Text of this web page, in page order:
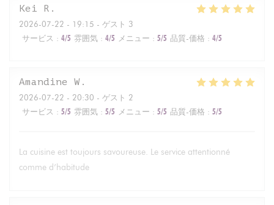
Kei R
2026-07-22 - 19:15 - ゲスト 3
サービス : 4/5 雰囲気 : 4/5 メニュー : 5/5 品質-価格 : 4/5
Amandine W
2026-07-22 - 20:30 - ゲスト 2
サービス : 5/5 雰囲気 : 5/5 メニュー : 5/5 品質-価格 : 5/5
La cuisine est toujours savoureuse. Le service attentionné
comme d’habitude